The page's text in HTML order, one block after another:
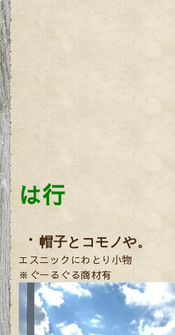
は行
・帽子とコモノや。
エスニックにわとり小物
※ぐーるぐる商材有